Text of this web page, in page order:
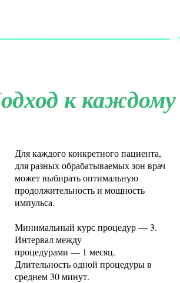
к
Для каждого конкретного пациента,
для разных обрабатываемых зон врач
может выбирать оптимальную
продолжительность и мощность
импульса.
Минимальный курс процедур — 3.
Интервал между
процедурами — 1 месяц.
Длительность одной процедуры в
среднем 30 минут.